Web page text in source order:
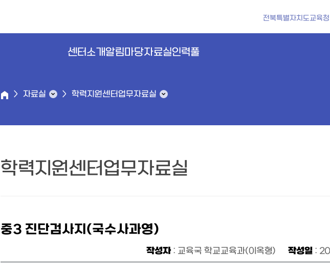
전북특별자치도교육청
센터소개알림마당자료실인력풀
자료실 학력지원센터업무자료실
학력지원센터업무자료실
중3 진단검사지(국수사과영)
작성자: 교육국 학교교육과(이옥형) 작성일 :